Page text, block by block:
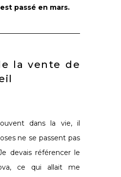
passé en mars.
la vente de
dans la vie, il
ne se passent pas
devais référencer le
ce qui allait me